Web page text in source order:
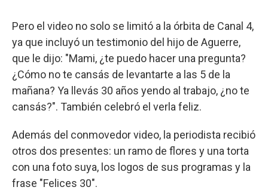
Pero el video no solo se limitó a la órbita de Canal 4,
ya que incluyó un testimonio del hijo de Aguerre,
que le dijo: "Mami, ¿te puedo hacer una pregunta?
¿Cómo no te cansás de levantarte a las 5 de la
mañana? Ya llevás 30 años yendo al trabajo, ¿no te
cansás?". También celebró el verla feliz.
Además del conmovedor video, la periodista recibió
otros dos presentes: un ramo de flores y una torta
con una foto suya, los logos de sus programas y la
frase "Felices 30".